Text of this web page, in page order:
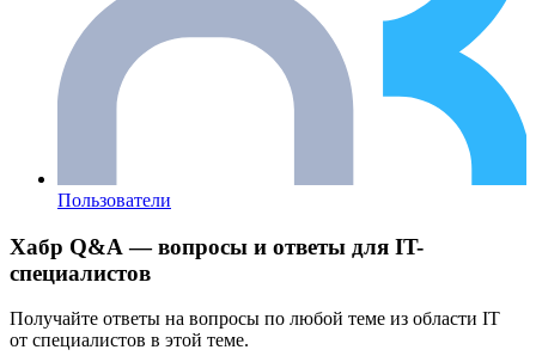
Пользователи
Хабр Q&A — вопросы и ответы для IT-
специалистов
Получайте ответы на вопросы по любой теме из области IT
от специалистов в этой теме.